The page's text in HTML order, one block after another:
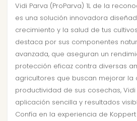
Vidi Parva (ProParva) 1L de la
es una solución innovadora
crecimiento y la salud de tus
destaca por sus componentes
avanzada, que aseguran un
protección eficaz contra diversas
agricultores que buscan mejorar la
productividad de sus cosechas,
aplicación sencilla y resultados
Confía en la experiencia de